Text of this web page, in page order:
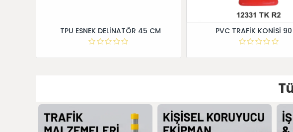
TPU ESNEK DELİNATÖR 45 CM PVC TRAFİK KONİSİ